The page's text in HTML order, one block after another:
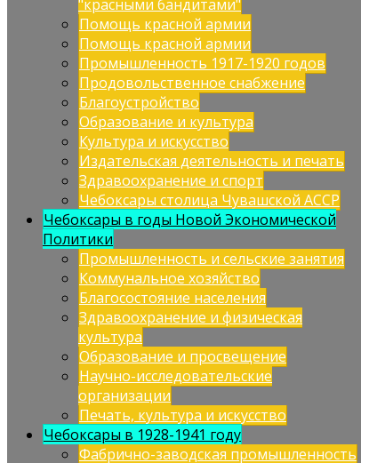
"красными бандитами"
Помощь красной армии
Помощь красной армии
Промышленность 1917-1920 годов
Продовольственное снабжение
Благоустройство
Образование и культура
Культура и искусство
Издательская деятельность и печать
Здравоохранение и спорт
Чебоксары столица Чувашской АССР
Чебоксары в годы Новой Экономической
Политики
Промышленность и сельские занятия
Коммунальное хозяйство
Благосостояние населения
Здравоохранение и физическая
культура
Образование и просвещение
Научно-исследовательские
организации
Печать, культура и искусство
Чебоксары в 1928-1941 году
Фабрично-заводская промышленность